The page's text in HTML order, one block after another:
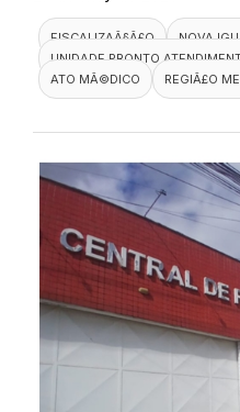
FISCALIZAÃ§Ã£O
NOVA
UNIDADE PRONTO
ATO MÃ©DICO
REGIÃ£O